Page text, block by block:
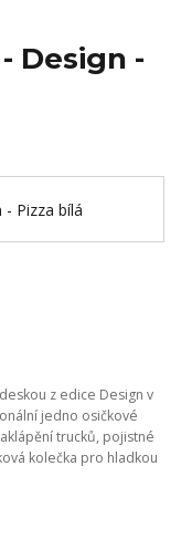
Design -
z edice Design v
jedno osičkové
trucků, pojistné
kolečka pro hladkou